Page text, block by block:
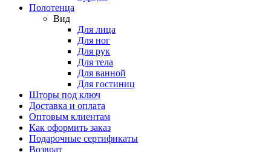
Полотенца
Вид
Для лица
Для ног
Для рук
Для тела
Для ванной
Для гостиниц
Шторы под ключ
Доставка и оплата
Оптовым клиентам
Как оформить заказ
Подарочные сертификаты
Возврат